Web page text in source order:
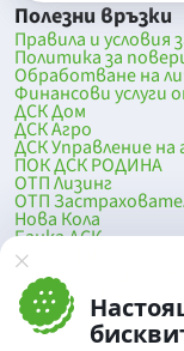
Полезни връзки
Правила и условия
Политика за
Обработване на
Финансови услуги
ДСК Дом
ДСК Агро
ДСК Управление
ПОК ДСК РОДИНА
ОТП Лизинг
ОТП
Нова Кола
Банка ДСК
DSK Mobile
Оферти за
Клонова мрежа и
До